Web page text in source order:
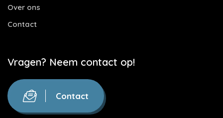
Over ons
Contact
Vragen? Neem contact op!
Contact